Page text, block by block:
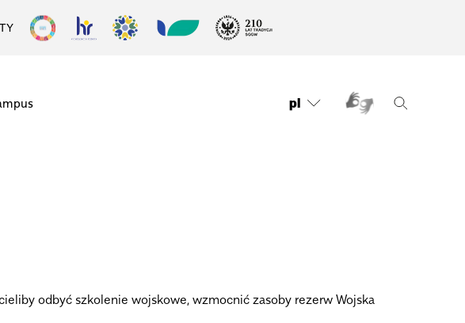
pl
odbyć szkolenie wojskowe, wzmocnić zasoby rezerw Wojska